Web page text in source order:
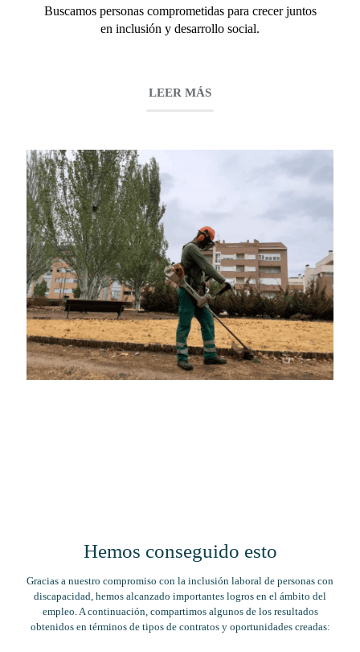
Buscamos personas comprometidas para crecer juntos
en inclusión y desarrollo social.
LEER MÁS
Hemos conseguido esto
Gracias a nuestro compromiso con la inclusión laboral de personas con
discapacidad, hemos alcanzado importantes logros en el ámbito del
empleo. A continuación, compartimos algunos de los resultados
obtenidos en términos de tipos de contratos y oportunidades creadas: